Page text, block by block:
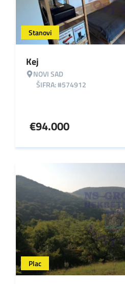
Stanovi
Kej
NOVI SAD
ŠIFRA: #574912
€94.000
Plac